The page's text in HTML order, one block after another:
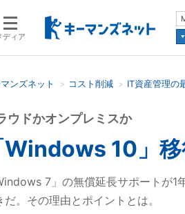
ディア
ンズネット コスト削減 IT資産管理の
Windows 10」
ウドかオンプレミスか
7」の無償延長サポートが
だ。その理由とポイントとは。